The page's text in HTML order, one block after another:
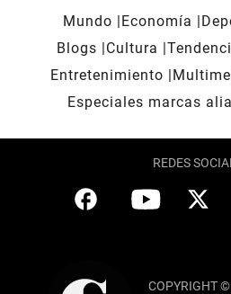
Mundo Economía
Blogs
Cultura
Entretenimiento
Especiales marcas
REDES
COPYRIGHT